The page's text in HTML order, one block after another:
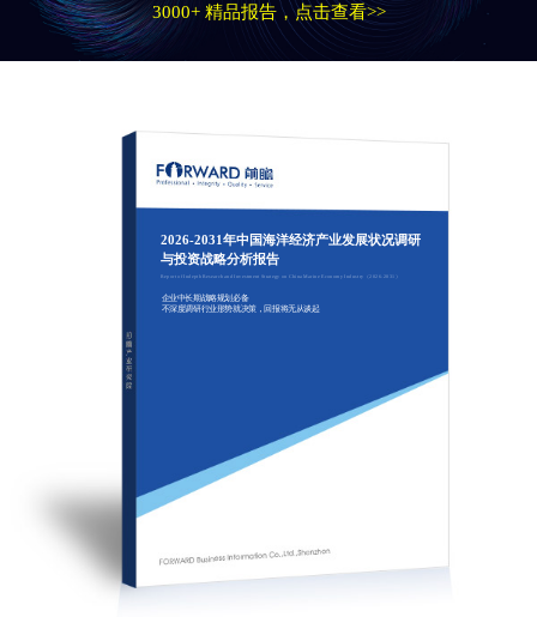
3000+ 精品报告，点击查看>>
2026-2031年中国海洋经济产业发展状况调研
与投资战略分析报告
Report of Indepth Research and Investment Strategy on China Marine Economy Industry（2026-2031）
企业中长期战略规划必备
不深度调研行业形势就决策，回报将无从谈起